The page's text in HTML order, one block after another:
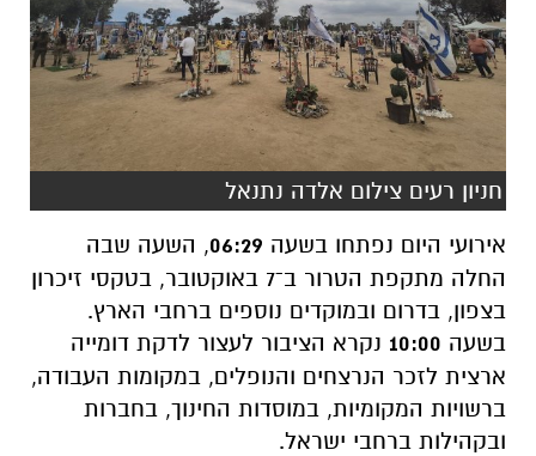
חניון רעים צילום אלדה נתנאל
אירועי היום נפתחו בשעה 06:29, השעה שבה
החלה מתקפת הטרור ב־7 באוקטובר, בטקסי זיכרון
בצפון, בדרום ובמוקדים נוספים ברחבי הארץ.
בשעה 10:00 נקרא הציבור לעצור לדקת דומייה
ארצית לזכר הנרצחים והנופלים, במקומות העבודה,
ברשויות המקומיות, במוסדות החינוך, בחברות
ובקהילות ברחבי ישראל.